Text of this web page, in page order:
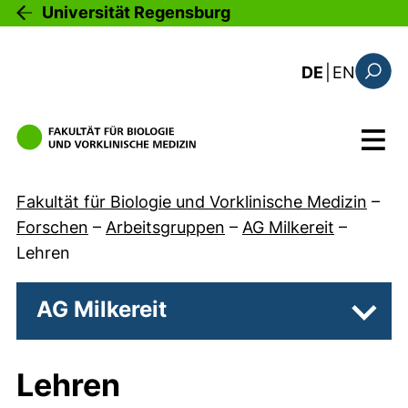
Direkt zum Inhalt
Universität Regensburg
DE EN: the
Menü
Fakultät für Biologie und Vorklinische Medizin –
Forschen – Arbeitsgruppen – AG Milkereit –
Lehren
AG Milkereit
Lehren